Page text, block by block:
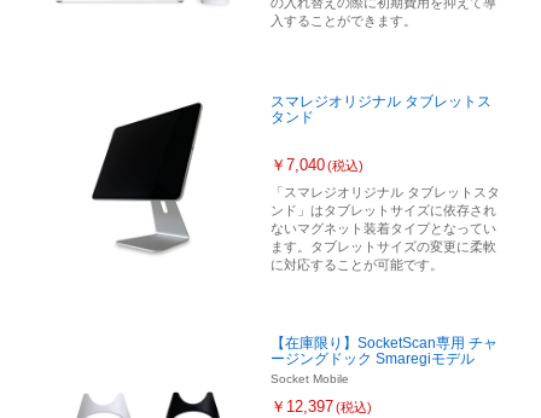
入することができます。
スマレジオリジナル タブレットス
タンド
￥7,040(税込)
「スマレジオリジナル タブレットスタ
ンド」はタブレットサイズに依存され
ないマグネット装着タイプとなってい
ます。タブレットサイズの変更に柔軟
に対応することが可能です。
【在庫限り】SocketScan専用 チャ
ージングドック Smaregiモデル
Socket Mobile
￥12,397(税込)